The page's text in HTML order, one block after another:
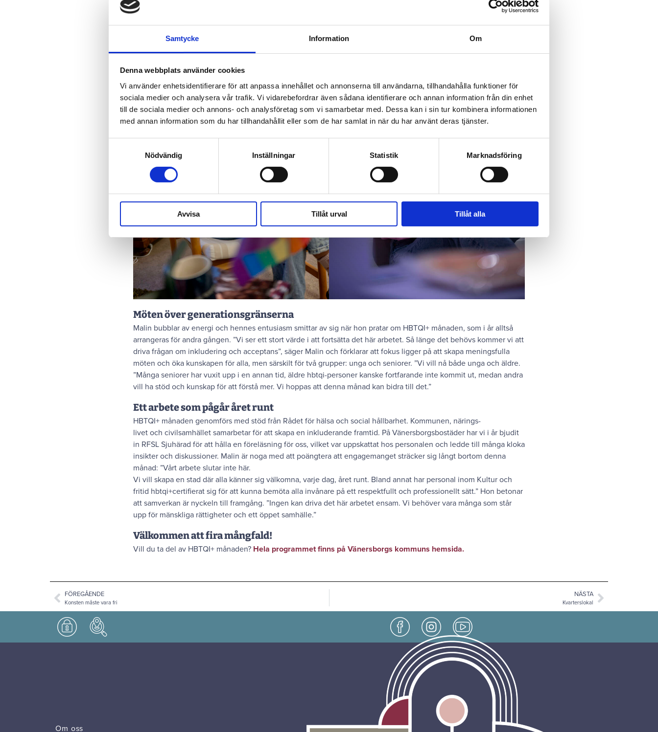
Samtycke Information Om
Denna webbplats använder cookies
Vi använder enhetsidentifierare för att anpassa innehållet och annonserna till användarna, tillhandahålla funktioner för
sociala medier och analysera vår trafik. Vi vidarebefordrar även sådana identifierare och annan information från din enhet
till de sociala medier och annons- och analysföretag som vi samarbetar med. Dessa kan i sin tur kombinera informationen
med annan information som du har tillhandahållit eller som de har samlat in när du har använt deras tjänster.
Nödvändig
Inställningar Statistik Marknadsföring
Avvisa Tillåt urval Tillåt alla
Möten över generationsgränserna
Malin bubblar av energi och hennes entusiasm smittar av sig när hon pratar om HBTQI+ månaden, som i år alltså
arrangeras för andra gången. ”Vi ser ett stort värde i att fortsätta det här arbetet. Så länge det behövs kommer vi att
driva frågan om inkludering och acceptans”, säger Malin och förklarar att fokus ligger på att skapa meningsfulla
möten och öka kunskapen för alla, men särskilt för två grupper: unga och seniorer. ”Vi vill nå både unga och äldre.
”Många seniorer har vuxit upp i en annan tid, äldre hbtqi-personer kanske fortfarande inte kommit ut, medan andra
vill ha stöd och kunskap för att förstå mer. Vi hoppas att denna månad kan bidra till det.”
Ett arbete som pågår året runt
HBTQI+ månaden genomförs med stöd från Rådet för hälsa och social hållbarhet. Kommunen, närings-
livet och civilsamhället samarbetar för att skapa en inkluderande framtid. På Vänersborgsbostäder har vi i år bjudit
in RFSL Sjuhärad för att hålla en föreläsning för oss, vilket var uppskattat hos personalen och ledde till många kloka
insikter och diskussioner. Malin är noga med att poängtera att engagemanget sträcker sig långt bortom denna
månad: ”Vårt arbete slutar inte här.
Vi vill skapa en stad där alla känner sig välkomna, varje dag, året runt. Bland annat har personal inom Kultur och
fritid hbtqi+certifierat sig för att kunna bemöta alla invånare på ett respektfullt och professionellt sätt.” Hon betonar
att samverkan är nyckeln till framgång. ”Ingen kan driva det här arbetet ensam. Vi behöver vara många som står
upp för mänskliga rättigheter och ett öppet samhälle.”
Välkommen att fira mångfald!
Vill du ta del av HBTQI+ månaden? Hela programmet finns på Vänersborgs kommuns hemsida.
FÖREGÅENDE
Konsten måste vara fri
NÄSTA
Kvarterslokal
Om oss